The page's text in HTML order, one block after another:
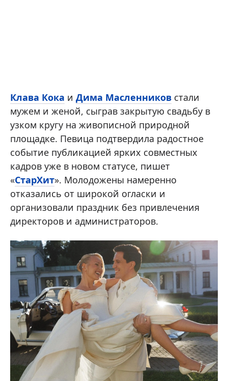
Клава Кока и Дима Масленников стали
мужем и женой, сыграв закрытую свадьбу в
узком кругу на живописной природной
площадке. Певица подтвердила радостное
событие публикацией ярких совместных
кадров уже в новом статусе, пишет
«СтарХит». Молодожены намеренно
отказались от широкой огласки и
организовали праздник без привлечения
директоров и администраторов.